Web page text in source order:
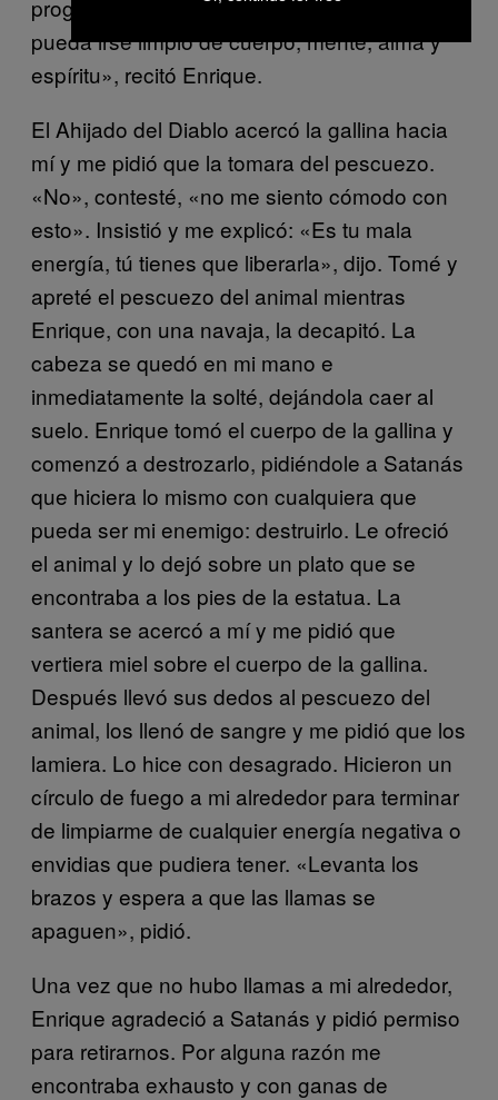
progreso y el avance de este hombre y
pueda irse limpio de cuerpo, mente, alma y
espíritu», recitó Enrique.
El Ahijado del Diablo acercó la gallina hacia
mí y me pidió que la tomara del pescuezo.
«No», contesté, «no me siento cómodo con
esto». Insistió y me explicó: «Es tu mala
energía, tú tienes que liberarla», dijo. Tomé y
apreté el pescuezo del animal mientras
Enrique, con una navaja, la decapitó. La
cabeza se quedó en mi mano e
inmediatamente la solté, dejándola caer al
suelo. Enrique tomó el cuerpo de la gallina y
comenzó a destrozarlo, pidiéndole a Satanás
que hiciera lo mismo con cualquiera que
pueda ser mi enemigo: destruirlo. Le ofreció
el animal y lo dejó sobre un plato que se
encontraba a los pies de la estatua. La
santera se acercó a mí y me pidió que
vertiera miel sobre el cuerpo de la gallina.
Después llevó sus dedos al pescuezo del
animal, los llenó de sangre y me pidió que los
lamiera. Lo hice con desagrado. Hicieron un
círculo de fuego a mi alrededor para terminar
de limpiarme de cualquier energía negativa o
envidias que pudiera tener. «Levanta los
brazos y espera a que las llamas se
apaguen», pidió.
Una vez que no hubo llamas a mi alrededor,
Enrique agradeció a Satanás y pidió permiso
para retirarnos. Por alguna razón me
encontraba exhausto y con ganas de